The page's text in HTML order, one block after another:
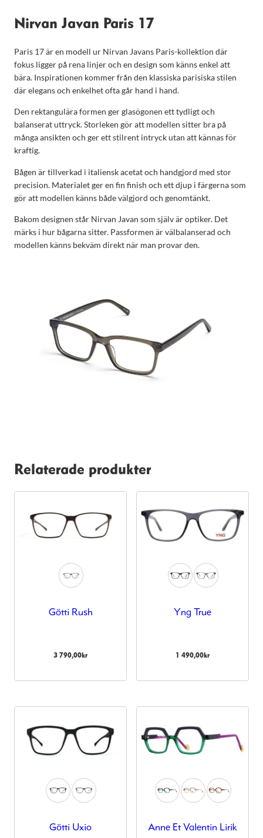
Nirvan Javan Paris 17
Paris 17 är en modell ur Nirvan Javans Paris-kollektion där
fokus ligger på rena linjer och en design som känns enkel att
bära. Inspirationen kommer från den klassiska parisiska stilen
där elegans och enkelhet ofta går hand i hand.
Den rektangulära formen ger glasögonen ett tydligt och
balanserat uttryck. Storleken gör att modellen sitter bra på
många ansikten och ger ett stilrent intryck utan att kännas för
kraftig.
Bågen är tillverkad i italiensk acetat och handgjord med stor
precision. Materialet ger en fin finish och ett djup i färgerna som
gör att modellen känns både välgjord och genomtänkt.
Bakom designen står Nirvan Javan som själv är optiker. Det
märks i hur bågarna sitter. Passformen är välbalanserad och
modellen känns bekväm direkt när man provar den.
Relaterade produkter
Götti Rush
3 790,00kr
Yng True
1 490,00kr
Götti Uxio Anne Et Valentin Lirik